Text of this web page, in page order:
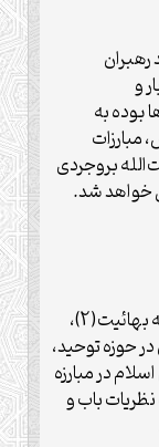
و
بوده به
مبارزات
بروجردی
خواهد شد.
توجه به انحرافات فکری دو رهبر اصلی فرقه بهائیت(2)،‌
حوزه توحید،
در مبارزه
نظریات باب و